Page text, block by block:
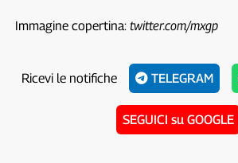
Immagine copertina: twitter.com/mxgp
Ricevi le notifiche TELEGRAM
SEGUICI su GOOGLE